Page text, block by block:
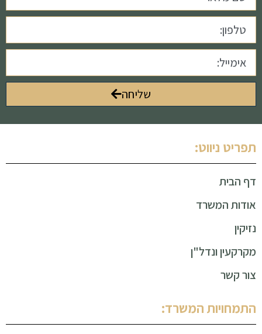
שליחה
תפריט ניווט:
דף הבית
אודות המשרד
נזיקין
מקרקעין ונדל"ן
צור קשר
התמחויות המשרד: